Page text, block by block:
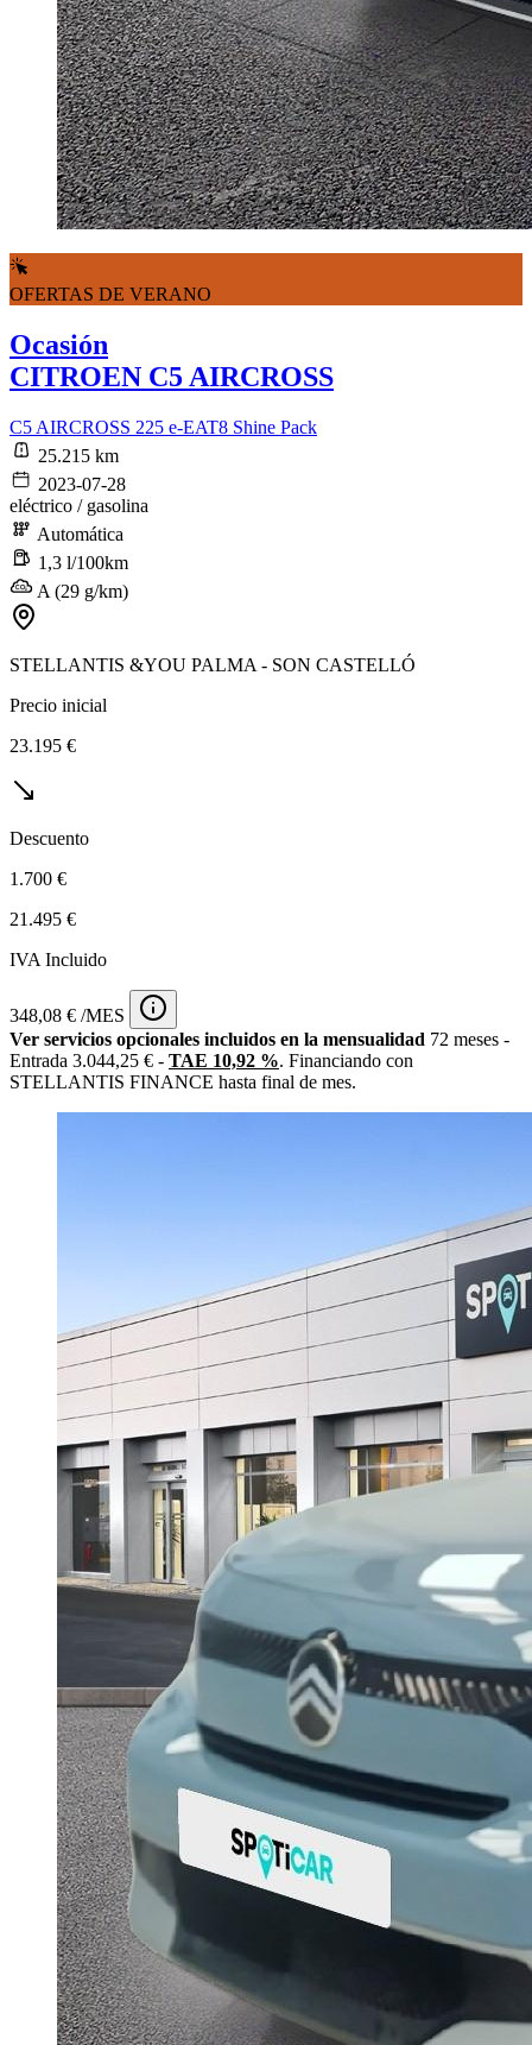
OFERTAS DE VERANO
Ocasión
CITROEN C5 AIRCROSS
C5 AIRCROSS 225 e-EAT8 Shine Pack
25.215 km
2023-07-28
eléctrico / gasolina
Automática
1,3 l/100km
A (29 g/km)
STELLANTIS &YOU PALMA - SON CASTELLÓ
Precio inicial
23.195 €
Descuento
1.700 €
21.495 €
IVA Incluido
348,08 € /MES
Ver servicios opcionales incluidos en la mensualidad 72 meses -
Entrada 3.044,25 € - TAE 10,92 %. Financiando con
STELLANTIS FINANCE hasta final de mes.